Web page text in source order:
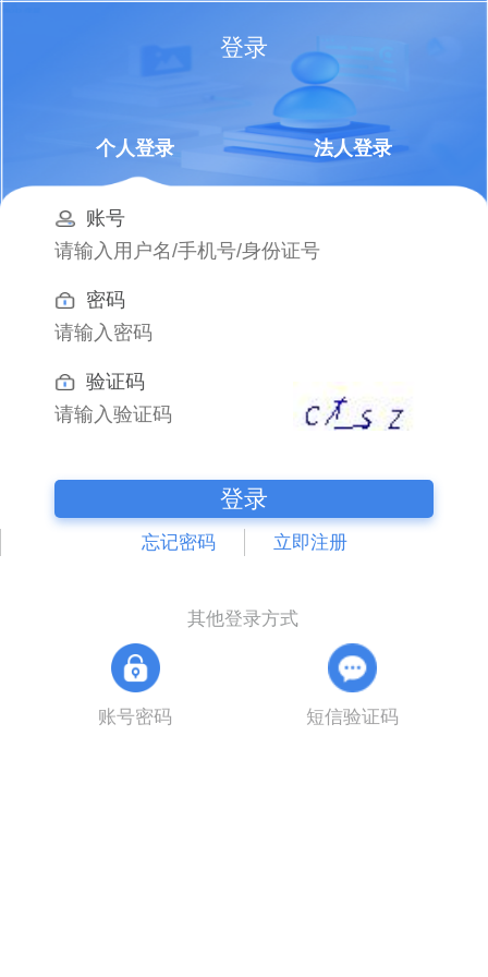
登录
个人登录 法人登录
账号
密码
验证码
登录
忘记密码 立即注册
其他登录方式
账号密码 短信验证码